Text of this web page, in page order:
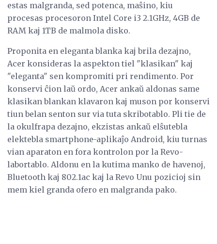
estas malgranda, sed potenca, maŝino, kiu
procesas procesoron Intel Core i3 2.1GHz, 4GB de
RAM kaj 1TB de malmola disko.
Proponita en eleganta blanka kaj brila dezajno,
Acer konsideras la aspekton tiel "klasikan" kaj
"eleganta" sen kompromiti pri rendimento. Por
konservi ĉion laŭ ordo, Acer ankaŭ aldonas same
klasikan blankan klavaron kaj muson por konservi
tiun belan senton sur via tuta skribotablo. Pli tie de
la okulfrapa dezajno, ekzistas ankaŭ elŝutebla
elektebla smartphone-aplikaĵo Android, kiu turnas
vian aparaton en fora kontrolon por la Revo-
labortablo. Aldonu en la kutima manko de havenoj,
Bluetooth kaj 802.1ac kaj la Revo Unu pozicioj sin
mem kiel granda ofero en malgranda pako.